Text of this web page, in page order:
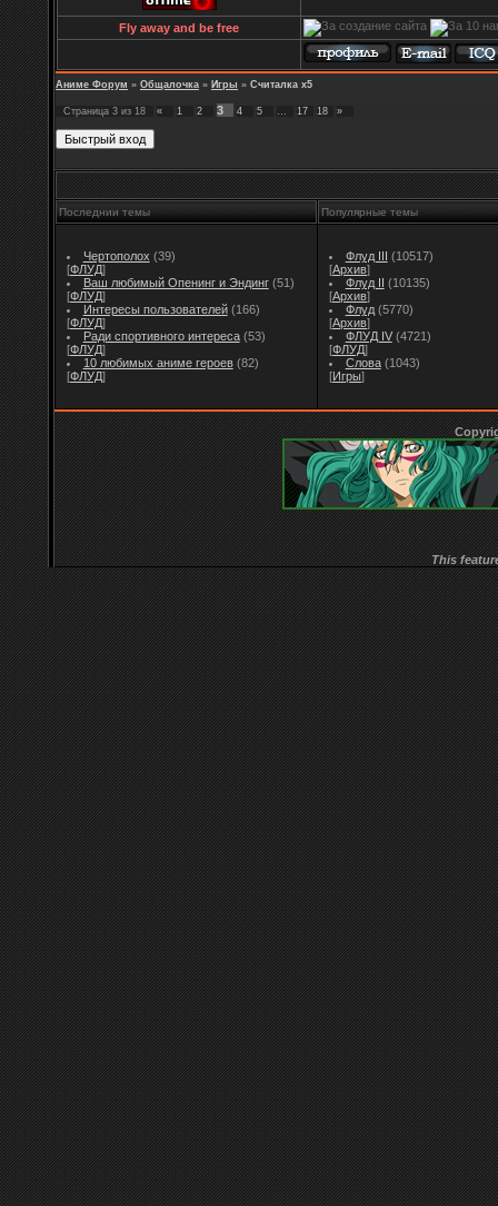
Fly away and be free
Аниме Форум » Общалочка » Игры » Считалка х5
Страница 3 из 18 « 1 2 3 4 5 … 17 18 »
Последнии темы Популярные темы
Чертополох (39)
[ФЛУД]
Ваш любимый Опенинг и Эндинг (51)
[ФЛУД]
Интересы пользователей (166)
[ФЛУД]
Ради спортивного интереса (53)
[ФЛУД]
10 любимых аниме героев (82)
[ФЛУД]
Флуд III (10517)
[Архив]
Флуд II (10135)
[Архив]
Флуд (5770)
[Архив]
ФЛУД IV (4721)
[ФЛУД]
Слова (1043)
[Игры]
This